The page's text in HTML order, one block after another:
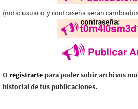
(nota: usuario y contraseña serán
O registrarte para poder subir archivos
historial de tus publicaciones.